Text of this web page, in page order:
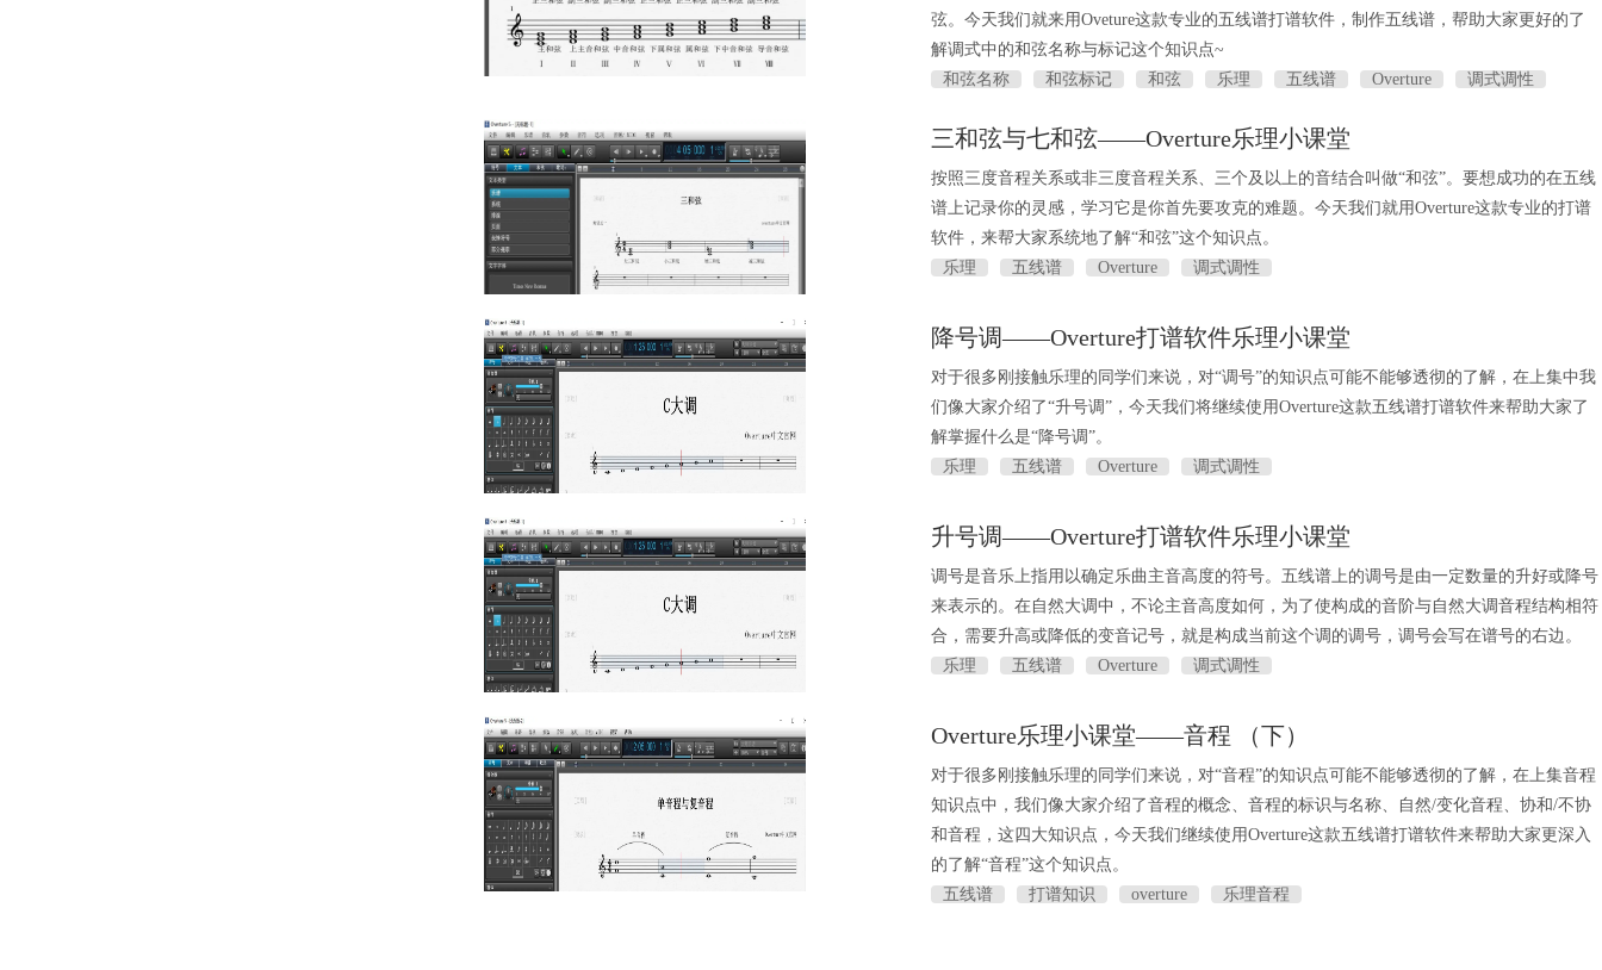
弦。今天我们就来用Oveture这款专业的五线谱打谱软件，制作五线谱，帮助大家更好的了
解调式中的和弦名称与标记这个知识点~
和弦名称
和弦标记 和弦 乐理 五线谱 Overture 调式调性
三和弦与七和弦——Overture乐理小课堂
按照三度音程关系或非三度音程关系、三个及以上的音结合叫做“和弦”。要想成功的在五线
谱上记录你的灵感，学习它是你首先要攻克的难题。今天我们就用Overture这款专业的打谱
软件，来帮大家系统地了解“和弦”这个知识点。
乐理
五线谱 Overture 调式调性
降号调——Overture打谱软件乐理小课堂
对于很多刚接触乐理的同学们来说，对“调号”的知识点可能不能够透彻的了解，在上集中我
们像大家介绍了“升号调”，今天我们将继续使用Overture这款五线谱打谱软件来帮助大家了
解掌握什么是“降号调”。
乐理
五线谱 Overture 调式调性
升号调——Overture打谱软件乐理小课堂
调号是音乐上指用以确定乐曲主音高度的符号。五线谱上的调号是由一定数量的升好或降号
来表示的。在自然大调中，不论主音高度如何，为了使构成的音阶与自然大调音程结构相符
合，需要升高或降低的变音记号，就是构成当前这个调的调号，调号会写在谱号的右边。
乐理
五线谱 Overture 调式调性
Overture乐理小课堂——音程 （下）
对于很多刚接触乐理的同学们来说，对“音程”的知识点可能不能够透彻的了解，在上集音程
知识点中，我们像大家介绍了音程的概念、音程的标识与名称、自然/变化音程、协和/不协
和音程，这四大知识点，今天我们继续使用Overture这款五线谱打谱软件来帮助大家更深入
的了解“音程”这个知识点。
五线谱
打谱知识 overture 乐理音程